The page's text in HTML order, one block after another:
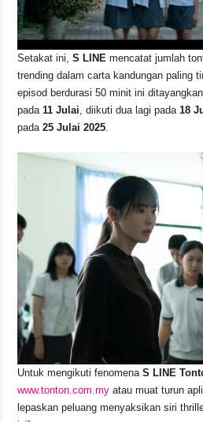
Setakat ini,S LINE mencatat jumlah
trending dalam carta kandungan paling
episod berdurasi 50 minit ini
pada 11 Julai , diikuti dua lagi pada 18
pada25 Julai 2025
Untuk mengikuti fenomenaS LINE
www.tonton.com.my atau muat turun
lepaskan peluang menyaksikan siri